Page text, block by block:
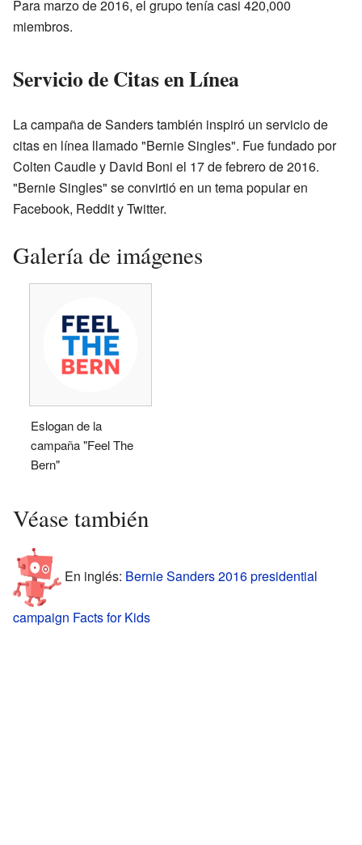
Para marzo de 2016, el grupo tenía casi 420,000
miembros.
Servicio de Citas en Línea
La campaña de Sanders también inspiró un servicio de
citas en línea llamado "Bernie Singles". Fue fundado por
Colten Caudle y David Boni el 17 de febrero de 2016.
"Bernie Singles" se convirtió en un tema popular en
Facebook, Reddit y Twitter.
Galería de imágenes
Eslogan de la
campaña "Feel The
Bern"
Véase también
En inglés: Bernie Sanders 2016 presidential
campaign Facts for Kids